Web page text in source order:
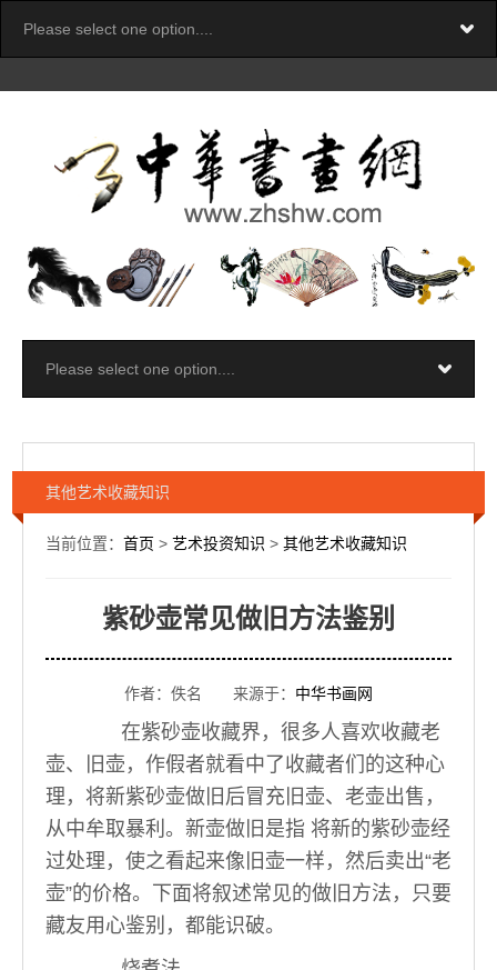
其他艺术收藏知识
当前位置： 首页 > 艺术投资知识 > 其他艺术收藏知识
紫砂壶常见做旧方法鉴别
作者：佚名 来源于： 中华书画网
在紫砂壶收藏界，很多人喜欢收藏老
壶、旧壶，作假者就看中了收藏者们的这种心
理，将新紫砂壶做旧后冒充旧壶、老壶出售，
从中牟取暴利。新壶做旧是指 将新的紫砂壶经
过处理，使之看起来像旧壶一样，然后卖出“老
壶”的价格。下面将叙述常见的做旧方法，只要
藏友用心鉴别，都能识破。